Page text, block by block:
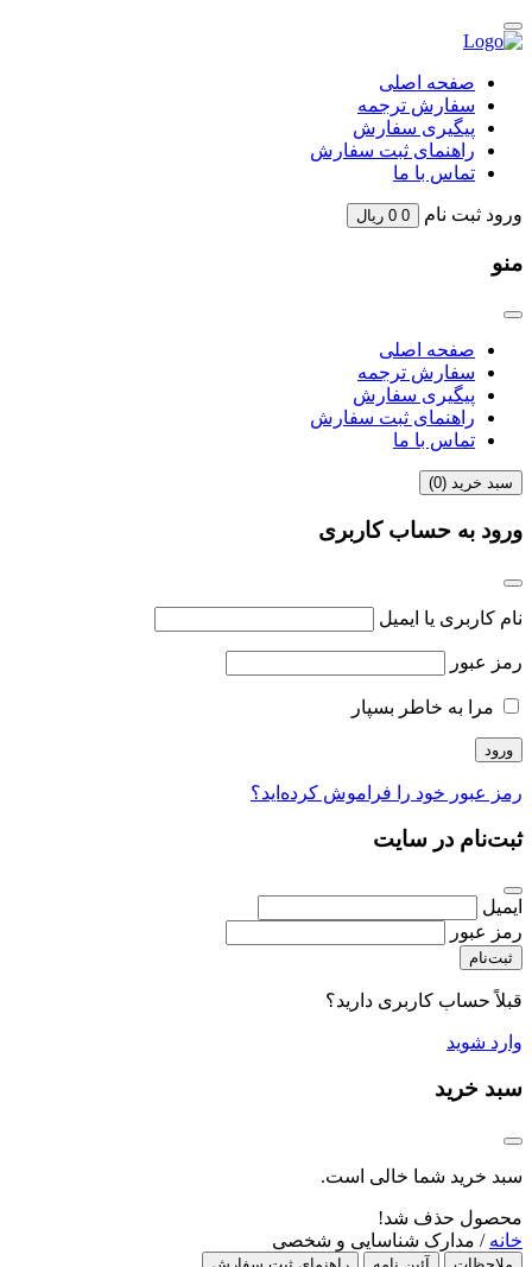
Skip
to
صفحه اصلی
سفارش ترجمه
پیگیری سفارش
راهنمای ثبت سفارش
تماس با ما
ورود ثبت نام 0
0 ریال
منو
صفحه اصلی
سفارش ترجمه
پیگیری سفارش
راهنمای ثبت سفارش
تماس با ما
سبد خرید (0
)
ورود به حساب کاربری
نام کاربری یا ایمیل
رمز عبور
مرا به خاطر بسپار
رمز عبور خود را فراموش کرده‌اید؟
ثبت‌نام در سایت
ایمیل
رمز عبور
ثبت‌نام
قبلاً حساب کاربری دارید؟
وارد شوید
سبد خرید
سبد خرید شما خالی است.
محصول حذف شد!
خانه / مدارک شناسایی و شخصی